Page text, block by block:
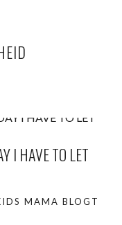
I HAVE TO LET
MAMA BLOGT